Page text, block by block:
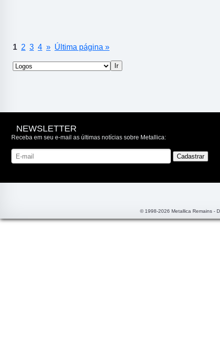
1 2 3 4 » Última página »
NEWSLETTER
Receba em seu e-mail as últimas notícias sobre Metallica:
© 1998-2026 Metallica Remains -